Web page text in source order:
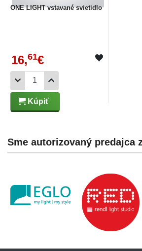
ONE LIGHT vstavané svietidlo
16,61€
Kúpiť
Sme autorizovaný predajca